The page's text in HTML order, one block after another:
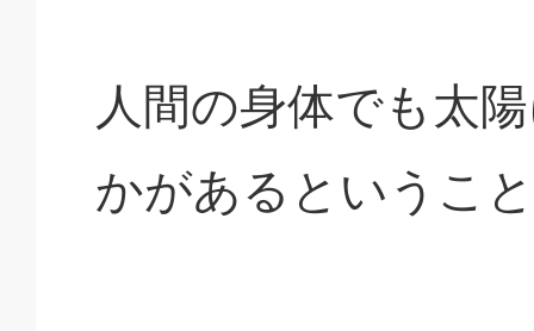
人間の身体でも太
かがあるというこ